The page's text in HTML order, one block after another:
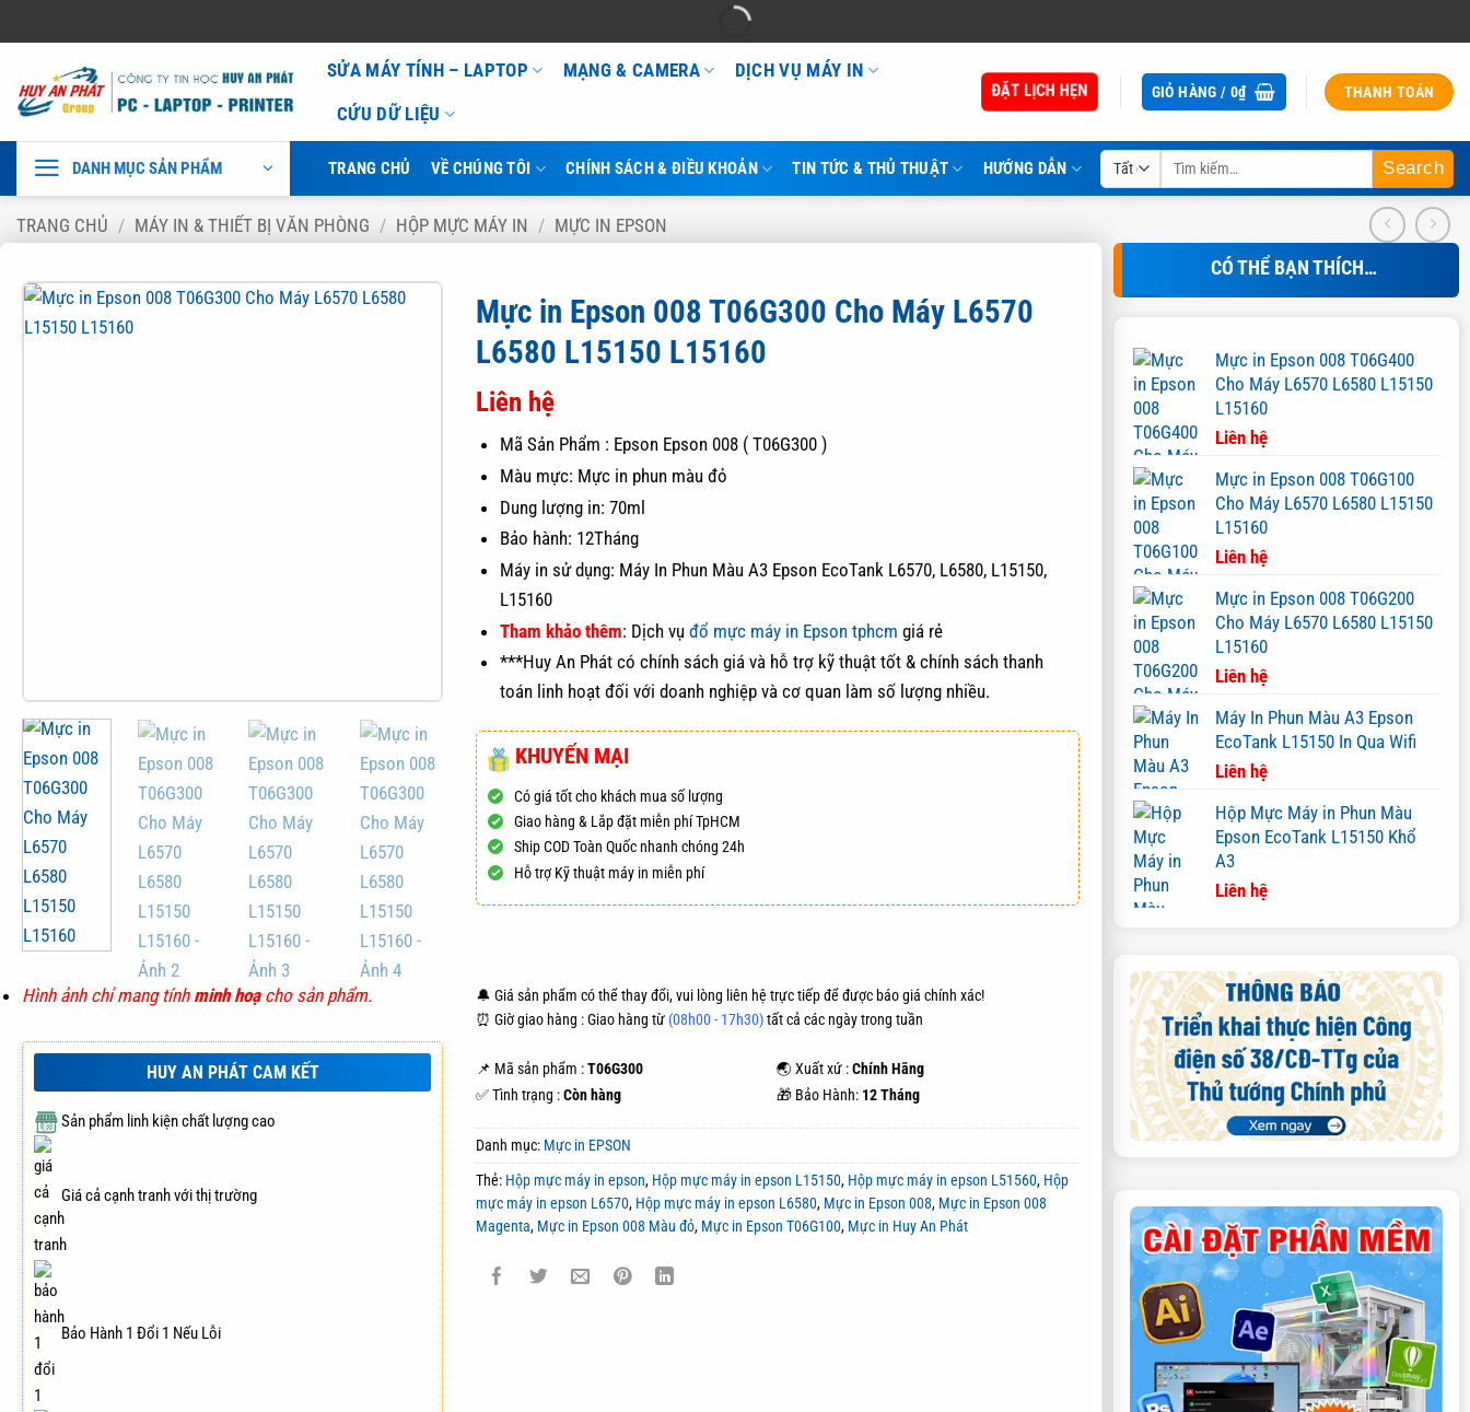
qua
nội
dung
SỬA MÁY TÍNH – LAPTOP MẠNG & CAMERA
DỊCH VỤ MÁY IN
CỨU DỮ LIỆU
ĐẶT LỊCH HẸN GIỎ HÀNG /0₫ THANH TOÁN
DANH MỤC SẢN PHẨM TRANG CHỦ VỀ CHÚNG TÔI CHÍNH SÁCH & ĐIỀU KHOẢN TIN TỨC & THỦ THUẬT HƯỚNG DẪN
Tìm
TRANG CHỦ / MÁY IN & THIẾT BỊ VĂN PHÒNG / HỘP MỰC MÁY IN / MỰC IN EPSON
CÓ THỂ BẠN THÍCH…
Mực in Epson 008 T06G400
Cho Máy L6570 L6580 L15150
L15160
Liên hệ
Mực in Epson 008 T06G100
Cho Máy L6570 L6580 L15150
L15160
Liên hệ
Mực in Epson 008 T06G200
Cho Máy L6570 L6580 L15150
L15160
Liên hệ
Máy In Phun Màu A3 Epson
EcoTank L15150 In Qua Wifi
Liên hệ
Hộp Mực Máy in Phun Màu
Epson EcoTank L15150 Khổ
A3
Liên hệ
Hình ảnh chỉ mang tính minh hoạcho sản phẩm.
HUY AN PHÁT CAM KẾT
Sản phẩm linh kiện chất lượng cao
Giá cả cạnh tranh với thị trường
Bảo Hành 1 Đổi 1 Nếu Lỗi
Mực in Epson 008 T06G300 Cho Máy L6570
L6580 L15150 L15160
Liên hệ
Mã Sản Phẩm : Epson Epson 008 ( T06G300 )
Màu mực: Mực in phun màu đỏ
Dung lượng in: 70ml
Bảo hành: 12Tháng
Máy in sử dụng: Máy In Phun Màu A3 Epson EcoTank L6570, L6580, L15150,
L15160
Tham khảo thêm: Dịch vụđổ mực máy in Epson tphcm giá rẻ
***Huy An Phát có chính sách giá và hỗ trợ kỹ thuật tốt & chính sách thanh
toán linh hoạt đối với doanh nghiệp và cơ quan làm số lượng nhiều.
KHUYẾN MẠI
Có giá tốt cho khách mua số lượng
Giao hàng & Lắp đặt miễn phí TpHCM
Ship COD Toàn Quốc nhanh chóng 24h
Hỗ trợ Kỹ thuật máy in miễn phí
🔔 Giá sản phẩm có thể thay đổi, vui lòng liên hệ trực tiếp để được báo giá chính xác!
⏰ Giờ giao hàng : Giao hàng từ (08h00 - 17h30)tất cả các ngày trong tuần
📌 Mã sản phẩm :T06G300 🌏 Xuất xứ :Chính Hãng
✅ Tình trạng :Còn hàng 🎁 Bảo Hành: 12 Tháng
Danh mục: Mực in EPSON
Thẻ: Hộp mực máy in epson, Hộp mực máy in epson L15150, Hộp mực máy in epson L51560, Hộp
mực máy in epson L6570, Hộp mực máy in epson L6580, Mực in Epson 008, Mực in Epson 008
Magenta, Mực in Epson 008 Màu đỏ, Mực in Epson T06G100, Mực in Huy An Phát